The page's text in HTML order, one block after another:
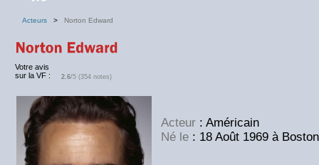
Acteurs > Norton Edward
Votre avis
sur la VF :
2.6/5 (354 notes)
Acteur : Américain
Né le : 18 Août 1969 à